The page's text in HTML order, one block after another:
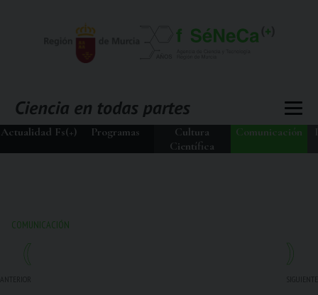
Actualidad Fs(+) Programas
Cultura
Científica
Comunicación
COMUNICACIÓN